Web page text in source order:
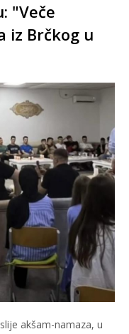
"Veče
iz Brčkog u
akšam-namaza, u